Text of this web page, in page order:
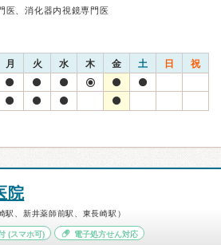
医、消化器内視鏡専門医
月 火 水 木 金 土 日 祝
院
、新井薬師前駅、東長崎駅）
(スマホ可) 電子処方せん対応